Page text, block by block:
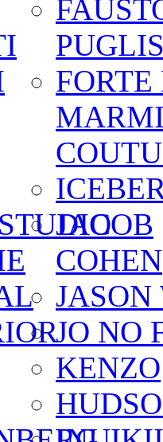
FORTE
JACOB
COHEN
JASON
JO NO
KENZO